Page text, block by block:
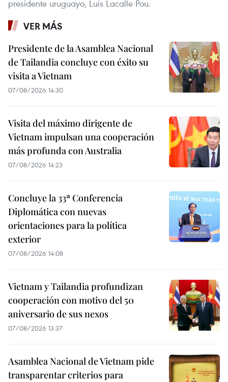
presidente uruguayo, Luis Lacalle Pou.
VER MÁS
Presidente de la Asamblea Nacional
de Tailandia concluye con éxito su
visita a Vietnam
07/08/2026 14:30
Visita del máximo dirigente de
Vietnam impulsan una cooperación
más profunda con Australia
07/08/2026 14:23
Concluye la 33ª Conferencia
Diplomática con nuevas
orientaciones para la política
exterior
07/08/2026 14:08
Vietnam y Tailandia profundizan
cooperación con motivo del 50
aniversario de sus nexos
07/08/2026 13:37
Asamblea Nacional de Vietnam pide
transparentar criterios para